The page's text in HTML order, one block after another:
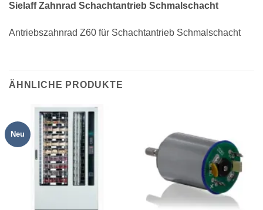
Sielaff Zahnrad Schachtantrieb Schmalschacht
Antriebszahnrad Z60 für Schachtantrieb Schmalschacht
ÄHNLICHE PRODUKTE
Neu